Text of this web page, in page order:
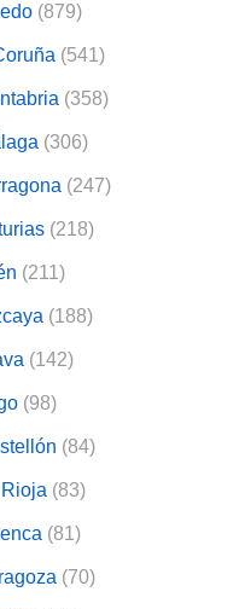
(879)
(541)
(358)
(306)
(247)
(218)
(211)
(188)
(142)
(98)
(84)
Rioja (83)
(81)
(70)